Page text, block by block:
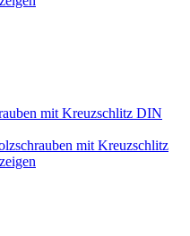
mit Kreuzschlitz DIN
mit Kreuzschlitz